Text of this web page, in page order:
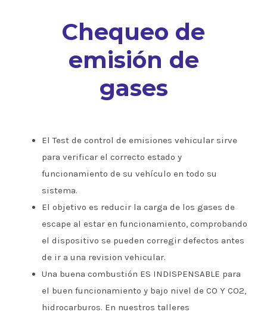
Chequeo de
emisión de
gases
El Test de control de emisiones vehicular sirve
para verificar el correcto estado y
funcionamiento de su vehículo en todo su
sistema.
El objetivo es reducir la carga de los gases de
escape al estar en funcionamiento, comprobando
el dispositivo se pueden corregir defectos antes
de ir a una revision vehicular.
Una buena combustión ES INDISPENSABLE para
el buen funcionamiento y bajo nivel de CO Y CO2,
hidrocarburos. En nuestros talleres